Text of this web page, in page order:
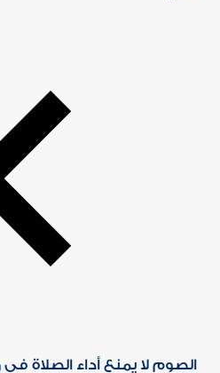
الصوم لا يمنع أداء الصلاة